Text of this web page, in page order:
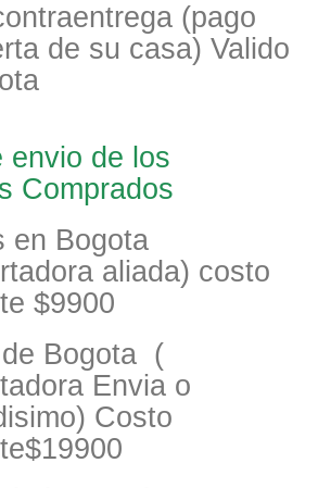
(pago
de su casa) Valido
envio de los
Comprados
en Bogota
aliada) costo
$9900
Bogota (
Envia o
Costo